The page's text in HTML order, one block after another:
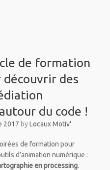
de formation
des
du code !
2017 byLocaux Motiv'
de formation pour
d’animation numérique :
en processing.